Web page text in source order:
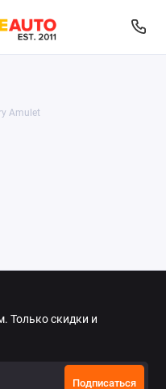
Amulet
Только скидки и
Подписаться